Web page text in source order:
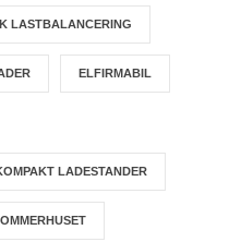
LASTBALANCERING
ELFIRMABIL
LADESTANDER